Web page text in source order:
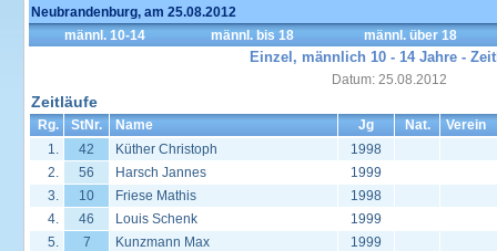
Neubrandenburg, am 25.08.2012
männl. 10-14
männl. bis 18 männl. über 18
Einzel, männlich 10 - 14 Jahre -
Datum: 25.08.2012
Zeitläufe
Rg. StNr. Name Jg Nat.
Verein
1.
42 Küther Christoph
1998
2.
56 Harsch Jannes
1999
3.
10 Friese Mathis
1998
4.
46 Louis Schenk
1999
5.
7 Kunzmann Max
1999